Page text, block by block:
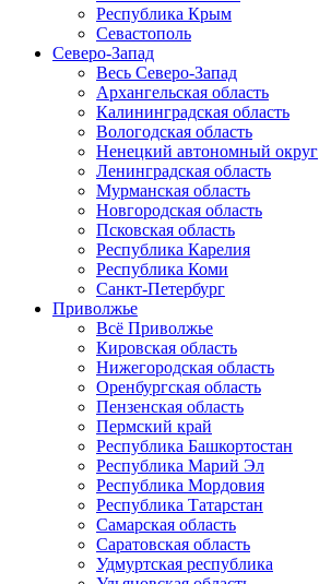
Республика Крым
Севастополь
Северо-Запад
Весь Северо-Запад
Архангельская область
Калининградская область
Вологодская область
Ненецкий автономный округ
Ленинградская область
Мурманская область
Новгородская область
Псковская область
Республика Карелия
Республика Коми
Санкт-Петербург
Приволжье
Всё Приволжье
Кировская область
Нижегородская область
Оренбургская область
Пензенская область
Пермский край
Республика Башкортостан
Республика Марий Эл
Республика Мордовия
Республика Татарстан
Самарская область
Саратовская область
Удмуртская республика